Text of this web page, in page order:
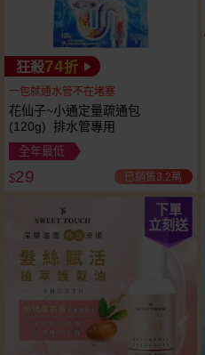
狂殺74折
一包就通水管不在堵塞
花仙子~小通定量疏通包
(120g) 排水管專用
全年最低
$29 已銷售3.2萬
下單
立刻送